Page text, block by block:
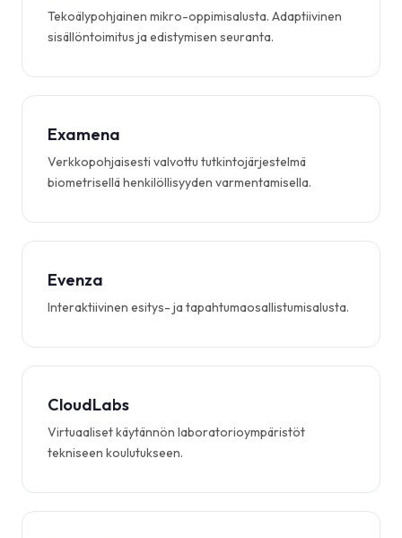
Tekoälypohjainen mikro-oppimisalusta. Adaptiivinen
sisällöntoimitus ja edistymisen seuranta.
Examena
Verkkopohjaisesti valvottu tutkintojärjestelmä
biometrisellä henkilöllisyyden varmentamisella.
Evenza
Interaktiivinen esitys- ja tapahtumaosallistumisalusta.
CloudLabs
Virtuaaliset käytännön laboratorioympäristöt
tekniseen koulutukseen.